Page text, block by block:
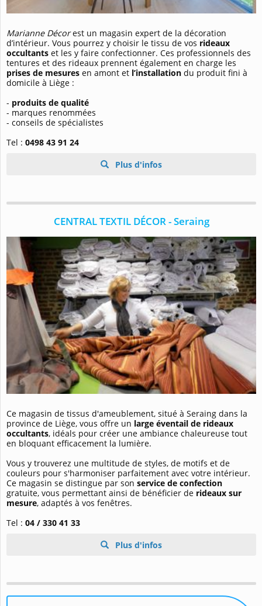
Marianne Décorest un magasin expert de la décoration
d’intérieur. Vous pourrez y choisir le tissu de vos rideaux
occultants et les y faire confectionner. Ces professionnels des
tentures et des rideaux prennent également en charge les
prises de mesures en amont et l’installation du produit fini à
domicile à Liège :
- produits de qualité
- marques renommées
- conseils de spécialistes
Tel : 0498 43 91 24
Plus d'infos
CENTRAL TEXTIL DÉCOR - Seraing
Ce magasin de tissus d'ameublement, situé à Seraing dans la
province de Liège, vous offre un large éventail de rideaux
occultants, idéals pour créer une ambiance chaleureuse tout
en bloquant efficacement la lumière.
Vous y trouverez une multitude de styles, de motifs et de
couleurs pour s'harmoniser parfaitement avec votre intérieur.
Ce magasin se distingue par son service de confection
gratuite, vous permettant ainsi de bénéficier de rideaux sur
mesure, adaptés à vos fenêtres.
Tel : 04 / 330 41 33
Plus d'infos